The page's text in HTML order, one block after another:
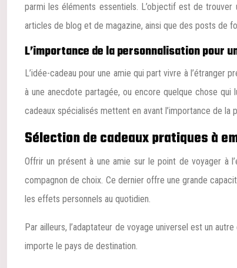
parmi les éléments essentiels. L’objectif est de trouver
articles de blog et de magazine, ainsi que des posts de
L’importance de la personnalisation pour
L’idée-cadeau pour une amie qui part vivre à l’étranger
à une anecdote partagée, ou encore quelque chose qui
cadeaux spécialisés mettent en avant l’importance de la
Sélection de cadeaux pratiques à
Offrir un présent à une amie sur le point de voyager à
compagnon de choix. Ce dernier offre une grande
les effets personnels au quotidien.
Par ailleurs, l’adaptateur de voyage universel est un
importe le pays de destination.